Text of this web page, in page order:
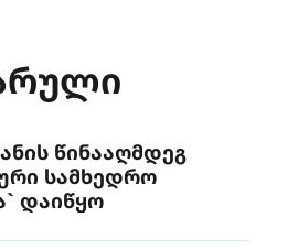
წინააღმდეგ
სამხედრო
დაიწყო